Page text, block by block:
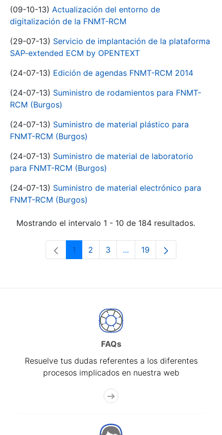
(09-10-13) Actualización del entorno de
digitalización de la FNMT-RCM
(29-07-13) Servicio de implantación de la plataforma
SAP-extended ECM by OPENTEXT
(24-07-13) Edición de agendas FNMT-RCM 2014
(24-07-13) Suministro de rodamientos para FNMT-
RCM (Burgos)
(24-07-13) Suministro de material plástico para
FNMT-RCM (Burgos)
(24-07-13) Suministro de material de laboratorio
para FNMT-RCM (Burgos)
(24-07-13) Suministro de material electrónico para
FNMT-RCM (Burgos)
Mostrando el intervalo 1 - 10 de 184 resultados.
Página
1 Página
2 Página
3 ...Páginas intermedias Use
Página
19
FAQs
Resuelve tus dudas referentes a los diferentes
procesos implicados en nuestra web